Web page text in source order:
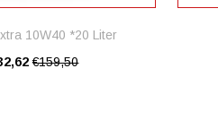
10W40 *20 Liter
€159,50